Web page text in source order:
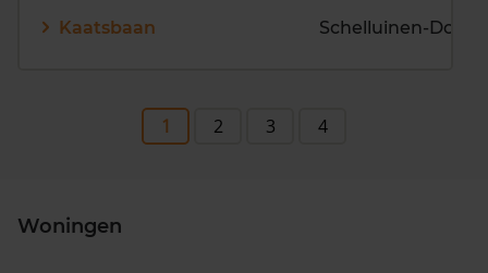
Kaatsbaan
1 2 3 4
Woningen